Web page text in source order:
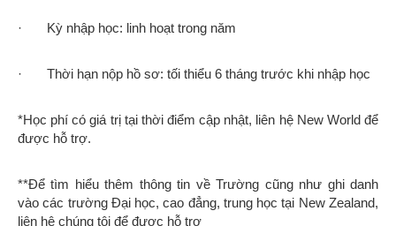
· Kỳ nhập học: linh hoạt trong năm
· Thời hạn nộp hồ sơ: tối thiểu 6 tháng trước khi nhập học
*Học phí có giá trị tại thời điểm cập nhật, liên hệ New World để
được hỗ trợ.
**Để tìm hiểu thêm thông tin về Trường cũng như ghi danh
vào các trường Đại học, cao đẳng, trung học tại New Zealand,
liên hệ chúng tôi để được hỗ trợ